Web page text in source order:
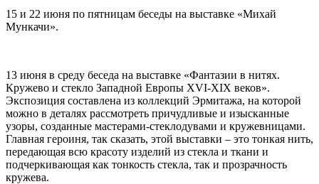
15 и 22 июня по пятницам беседы на выставке «Михай
Мункачи».
13 июня в среду беседа на выставке «Фантазии в нитях.
Кружево и стекло Западной Европы XVI-XIX веков».
Экспозиция составлена из коллекций Эрмитажа, на которой
можно в деталях рассмотреть причудливые и изысканные
узоры, созданные мастерами-стеклодувами и кружевницами.
Главная героиня, так сказать, этой выставки – это тонкая нить,
передающая всю красоту изделий из стекла и ткани и
подчеркивающая как тонкость стекла, так и прозрачность
кружева.